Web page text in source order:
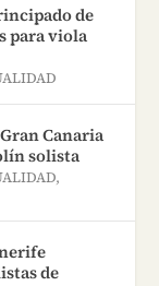
de
para viola
Canaria
solista
,
de